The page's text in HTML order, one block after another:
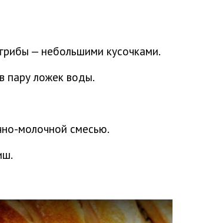
— небольшими кусочками.
пару ложек воды.
молочной смесью.